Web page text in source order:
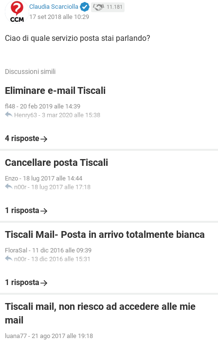
Claudia Scarciolla 11.181
17 set 2018 alle 10:29
Ciao di quale servizio posta stai parlando?
Discussioni simili
Eliminare e-mail Tiscali
fl48 - 20 feb 2019 alle 14:39
Henry63 - 3 mar 2020 alle 15:38
4 risposte
Cancellare posta Tiscali
Enzo - 18 lug 2017 alle 14:44
n00r - 18 lug 2017 alle 17:18
1 risposta
Tiscali Mail- Posta in arrivo totalmente bianca
FloraSal - 11 dic 2016 alle 09:39
n00r - 13 dic 2016 alle 15:31
1 risposta
Tiscali mail, non riesco ad accedere alle mie
mail
luana77 - 21 ago 2017 alle 19:18